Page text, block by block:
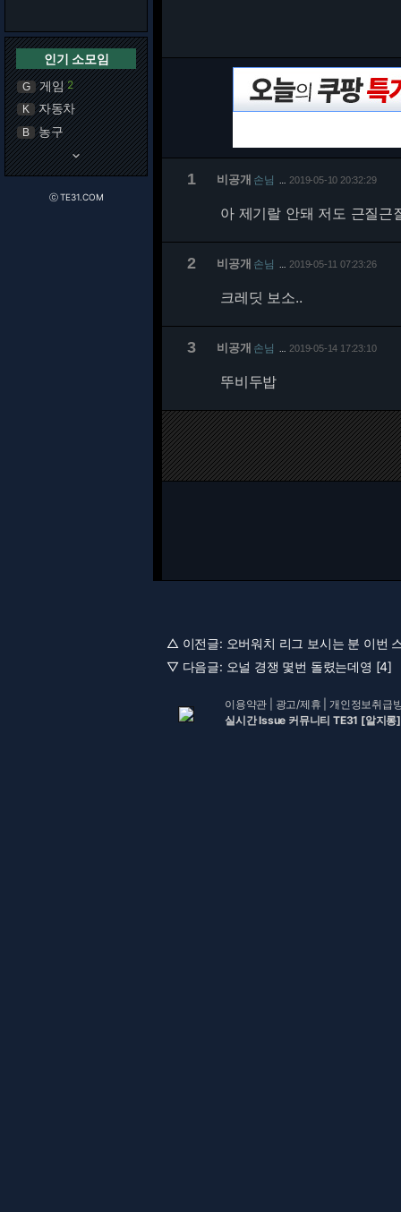
인기 소모임
G 게임 2
K 자동차
B 농구
keyboard_arrow_down
ⓒ TE31.COM
1 비공개 손님 2019-05-10 20:32:29
아 제기랄 안돼 저도 근질근
2 비공개 손님 2019-05-11 07:23:26
크레딧 보소..
3 비공개 손님 2019-05-14 17:23:10
뚜비두밥
△ 이전글: 오버워치 리그 보시는 분 이번
▽ 다음글: 오널 경쟁 몇번 돌렸는데영 [4]
이용약관 광고/제휴 |개인정보취급
실시간 Issue 커뮤니티 TE31 [알지